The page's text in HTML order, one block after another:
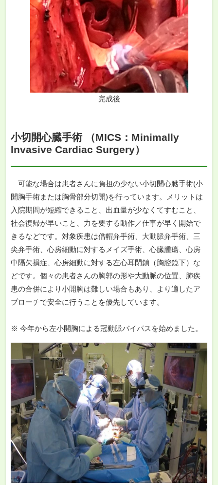
完成後
小切開心臓手術 （MICS：Minimally
Invasive Cardiac Surgery）
可能な場合は患者さんに負担の少ない小切開心臓手術(小
開胸手術または胸骨部分切開)を行っています。メリットは
入院期間が短縮できること、出血量が少なくてすむこと、
社会復帰が早いこと、力を要する動作／仕事が早く開始で
きるなどです。対象疾患は僧帽弁手術、大動脈弁手術、三
尖弁手術、心房細動に対するメイズ手術、心臓腫瘍、心房
中隔欠損症、心房細動に対する左心耳閉鎖（胸腔鏡下）な
どです。個々の患者さんの胸郭の形や大動脈の位置、肺疾
患の合併により小開胸は難しい場合もあり、より適したア
プローチで安全に行うことを優先しています。
※ 今年から左小開胸による冠動脈バイパスを始めました。